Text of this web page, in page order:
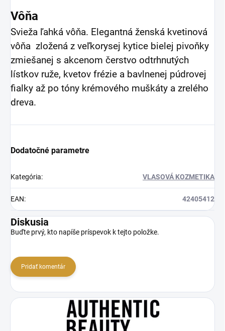
Vôňa
Svieža ľahká vôňa. Elegantná ženská kvetinová
vôňa zložená z veľkorysej kytice bielej pivoňky
zmiešanej s akcenom čerstvo odtrhnutých
lístkov ruže, kvetov frézie a bavlnenej púdrovej
fialky až po tóny krémového muškáty a zrelého
dreva.
Dodatočné parametre
Kategória: VLASOVÁ KOZMETIKA
EAN: 42405412
Diskusia
Buďte prvý, kto napíše príspevok k tejto položke.
Pridať komentár